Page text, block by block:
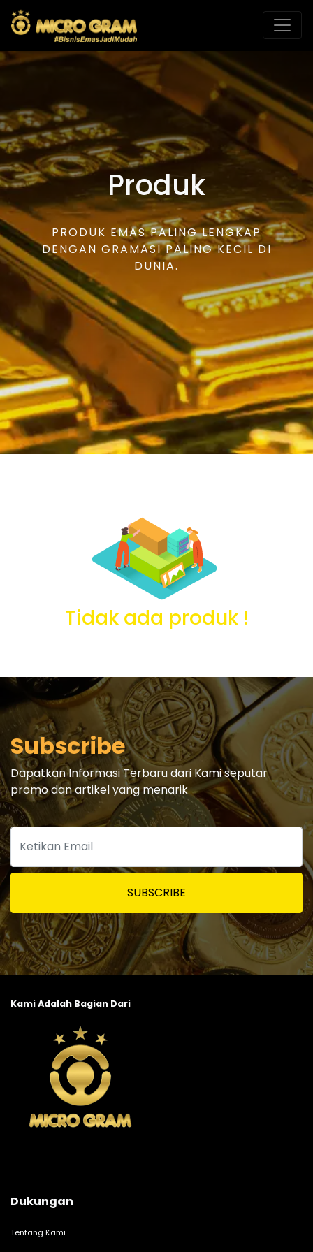
Produk
PRODUK EMAS PALING LENGKAP
DENGAN GRAMASI PALING KECIL DI
DUNIA.
Tidak ada produk !
Subscribe
Dapatkan Informasi Terbaru dari Kami seputar
promo dan artikel yang menarik
SUBSCRIBE
Kami Adalah Bagian Dari
Dukungan
Tentang Kami